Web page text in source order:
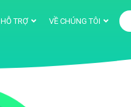
HỖ TRỢ VỀ CHÚNG TÔI